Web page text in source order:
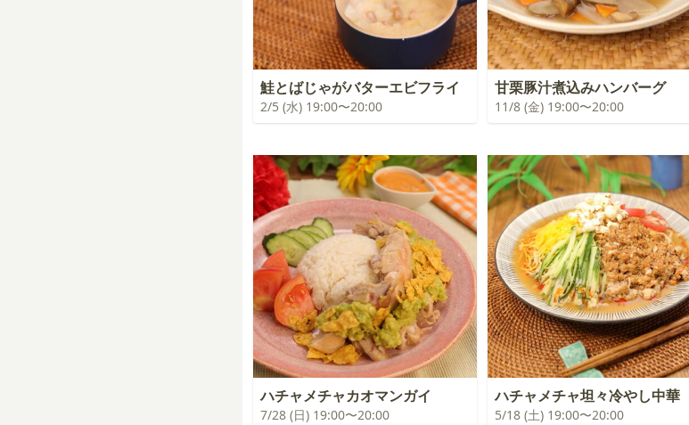
鮭とばじゃがバターエビフライ
2/5 (水) 19:00〜20:00
甘栗豚汁煮込みハンバーグ
11/8 (金) 19:00〜20:00
ハチャメチャカオマンガイ
7/28 (日) 19:00〜20:00
ハチャメチャ坦々冷やし中華
5/18 (土) 19:00〜20:00